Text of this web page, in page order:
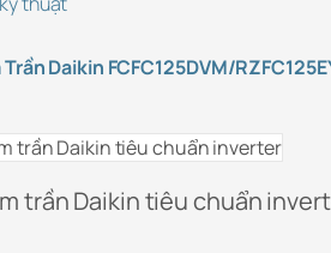
Daikin FCFC125DVM/
trần Daikin tiêu chuẩn